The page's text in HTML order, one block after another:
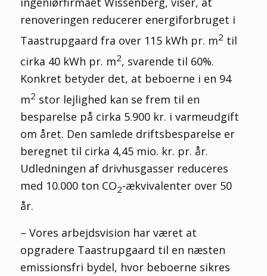
renoveringen reducerer energiforbruget i
Taastrupgaard fra over 115 kWh pr. m2 til
cirka 40 kWh pr. m2, svarende til 60%.
Konkret betyder det, at beboerne i en 94
m2 stor lejlighed kan se frem til en
besparelse på cirka 5.900 kr. i varmeudgift
om året. Den samlede driftsbesparelse er
beregnet til cirka 4,45 mio. kr. pr. år.
Udledningen af drivhusgasser reduceres
med 10.000 ton CO2-ækvivalenter over 50
år.
– Vores arbejdsvision har været at
opgradere Taastrupgaard til en næsten
emissionsfri bydel, hvor beboerne sikres